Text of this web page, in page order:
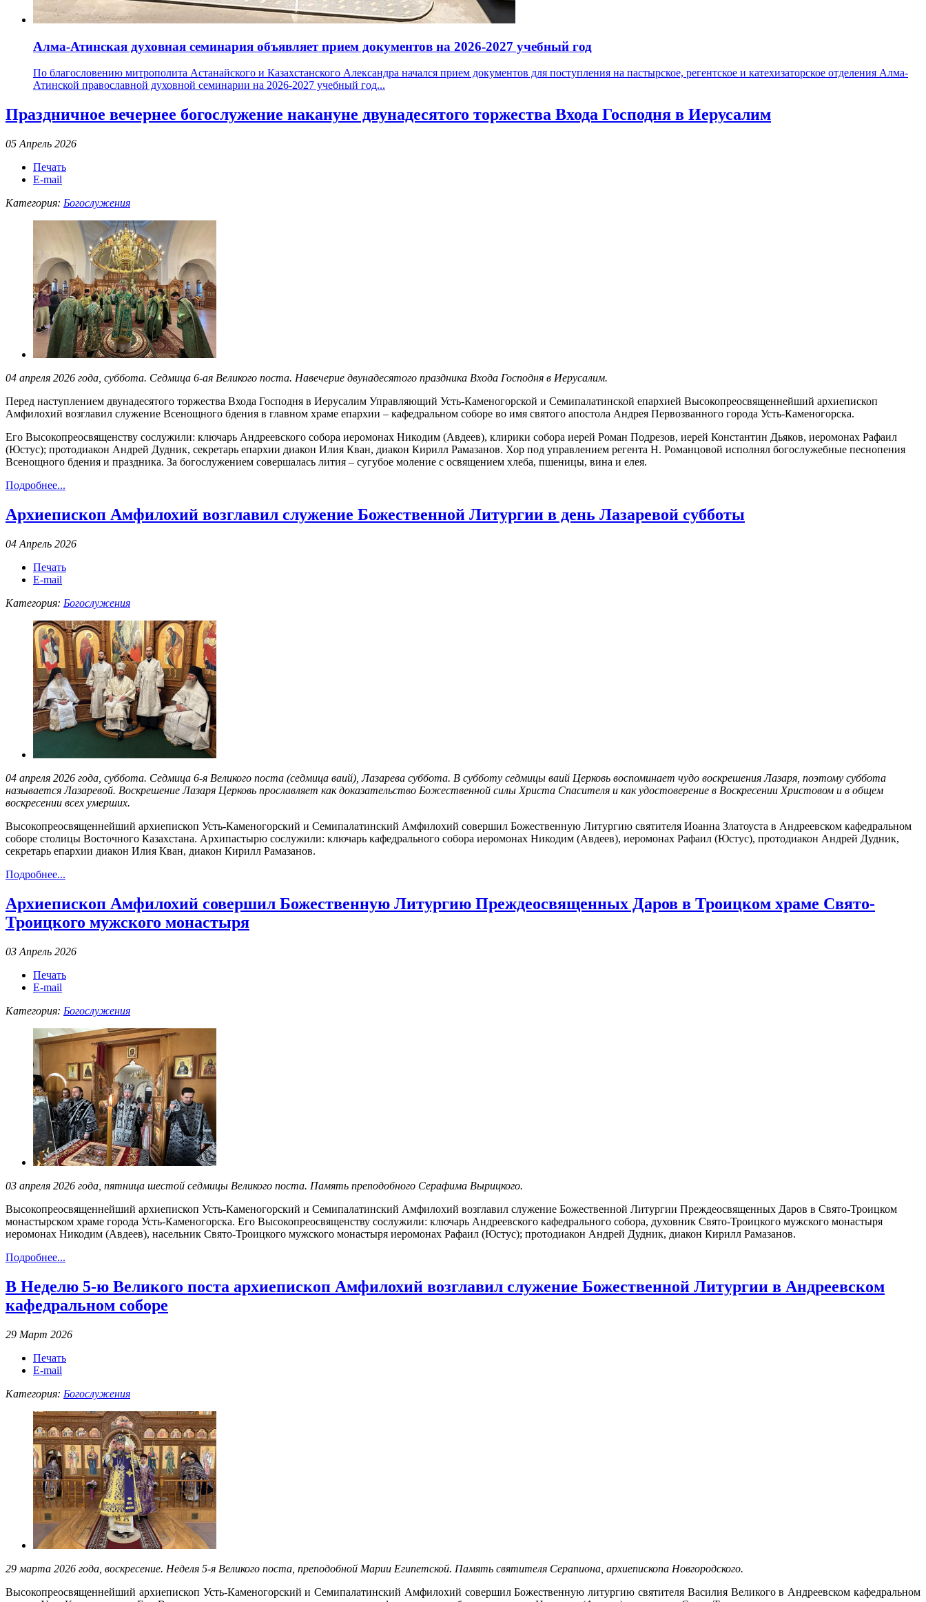
Алма-Атинская духовная семинария объявляет прием документов на 2026-2027 учебный год
По благословению митрополита Астанайского и Казахстанского Александра начался прием документов для поступления на пастырское, регентское и катехизаторское отделения Алма-
Атинской православной духовной семинарии на 2026-2027 учебный год...
Праздничное вечернее богослужение накануне двунадесятого торжества Входа Господня в Иерусалим
05 Апрель 2026
Печать
E-mail
Категория: Богослужения
04 апреля 2026 года, суббота. Седмица 6-ая Великого поста. Навечерие двунадесятого праздника Входа Господня в Иерусалим.
Перед наступлением двунадесятого торжества Входа Господня в Иерусалим Управляющий Усть-Каменогорской и Семипалатинской епархией Высокопреосвященнейший архиепископ
Амфилохий возглавил служение Всенощного бдения в главном храме епархии – кафедральном соборе во имя святого апостола Андрея Первозванного города Усть-Каменогорска.
Его Высокопреосвященству сослужили: ключарь Андреевского собора иеромонах Никодим (Авдеев), клирики собора иерей Роман Подрезов, иерей Константин Дьяков, иеромонах Рафаил
(Юстус); протодиакон Андрей Дудник, секретарь епархии диакон Илия Кван, диакон Кирилл Рамазанов. Хор под управлением регента Н. Романцовой исполнял богослужебные песнопения
Всенощного бдения и праздника. За богослужением совершалась лития – сугубое моление с освящением хлеба, пшеницы, вина и елея.
Подробнее...
Архиепископ Амфилохий возглавил служение Божественной Литургии в день Лазаревой субботы
04 Апрель 2026
Печать
E-mail
Категория: Богослужения
04 апреля 2026 года, суббота. Седмица 6-я Великого поста (седмица ваий), Лазарева суббота. В субботу седмицы ваий Церковь воспоминает чудо воскрешения Лазаря, поэтому суббота
называется Лазаревой. Воскрешение Лазаря Церковь прославляет как доказательство Божественной силы Христа Спасителя и как удостоверение в Воскресении Христовом и в общем
воскресении всех умерших.
Высокопреосвященнейший архиепископ Усть-Каменогорский и Семипалатинский Амфилохий совершил Божественную Литургию святителя Иоанна Златоуста в Андреевском кафедральном
соборе столицы Восточного Казахстана. Архипастырю сослужили: ключарь кафедрального собора иеромонах Никодим (Авдеев), иеромонах Рафаил (Юстус), протодиакон Андрей Дудник,
секретарь епархии диакон Илия Кван, диакон Кирилл Рамазанов.
Подробнее...
Архиепископ Амфилохий совершил Божественную Литургию Преждеосвященных Даров в Троицком храме Свято-
Троицкого мужского монастыря
03 Апрель 2026
Печать
E-mail
Категория: Богослужения
03 апреля 2026 года, пятница шестой седмицы Великого поста. Память преподобного Серафима Вырицкого.
Высокопреосвященнейший архиепископ Усть-Каменогорский и Семипалатинский Амфилохий возглавил служение Божественной Литургии Преждеосвященных Даров в Свято-Троицком
монастырском храме города Усть-Каменогорска. Его Высокопреосвященству сослужили: ключарь Андреевского кафедрального собора, духовник Свято-Троицкого мужского монастыря
иеромонах Никодим (Авдеев), насельник Свято-Троицкого мужского монастыря иеромонах Рафаил (Юстус); протодиакон Андрей Дудник, диакон Кирилл Рамазанов.
Подробнее...
В Неделю 5-ю Великого поста архиепископ Амфилохий возглавил служение Божественной Литургии в Андреевском
кафедральном соборе
29 Март 2026
Печать
E-mail
Категория: Богослужения
29 марта 2026 года, воскресение. Неделя 5-я Великого поста, преподобной Марии Египетской. Память святителя Серапиона, архиепископа Новгородского.
Высокопреосвященнейший архиепископ Усть-Каменогорский и Семипалатинский Амфилохий совершил Божественную литургию святителя Василия Великого в Андреевском кафедральном